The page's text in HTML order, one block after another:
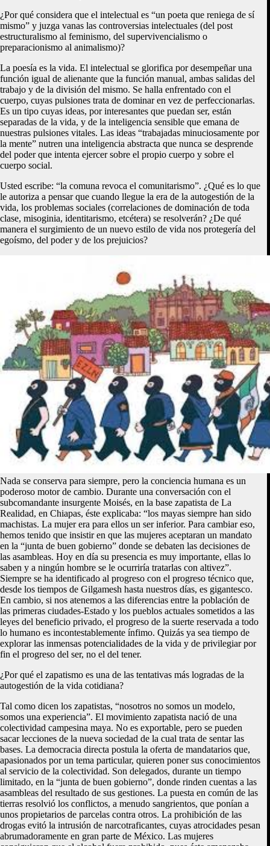
¿Por qué considera que el intelectual es “un poeta que reniega de sí
mismo” y juzga vanas las controversias intelectuales (del post
estructuralismo al feminismo, del supervivencialismo o
preparacionismo al animalismo)?
La poesía es la vida. El intelectual se glorifica por desempeñar una
función igual de alienante que la función manual, ambas salidas del
trabajo y de la división del mismo. Se halla enfrentado con el
cuerpo, cuyas pulsiones trata de dominar en vez de perfeccionarlas.
Es un tipo cuyas ideas, por interesantes que puedan ser, están
separadas de la vida, y de la inteligencia sensible que emana de
nuestras pulsiones vitales. Las ideas “trabajadas minuciosamente por
la mente” nutren una inteligencia abstracta que nunca se desprende
del poder que intenta ejercer sobre el propio cuerpo y sobre el
cuerpo social.
Usted escribe: “la comuna revoca el comunitarismo”. ¿Qué es lo que
le autoriza a pensar que cuando llegue la era de la autogestión de la
vida, los problemas sociales (correlaciones de dominación de toda
clase, misoginia, identitarismo, etcétera) se resolverán? ¿De qué
manera el surgimiento de un nuevo estilo de vida nos protegería del
egoísmo, del poder y de los prejuicios?
Nada se conserva para siempre, pero la conciencia humana es un
poderoso motor de cambio. Durante una conversación con el
subcomandante insurgente Moisés, en la base zapatista de La
Realidad, en Chiapas, éste explicaba: “los mayas siempre han sido
machistas. La mujer era para ellos un ser inferior. Para cambiar eso,
hemos tenido que insistir en que las mujeres aceptaran un mandato
en la “junta de buen gobierno” donde se debaten las decisiones de
las asambleas. Hoy en día su presencia es muy importante, ellas lo
saben y a ningún hombre se le ocurriría tratarlas con altivez”.
Siempre se ha identificado al progreso con el progreso técnico que,
desde los tiempos de Gilgamesh hasta nuestros días, es gigantesco.
En cambio, si nos atenemos a las diferencias entre la población de
las primeras ciudades-Estado y los pueblos actuales sometidos a las
leyes del beneficio privado, el progreso de la suerte reservada a todo
lo humano es incontestablemente ínfimo. Quizás ya sea tiempo de
explorar las inmensas potencialidades de la vida y de privilegiar por
fin el progreso del ser, no el del tener.
¿Por qué el zapatismo es una de las tentativas más logradas de la
autogestión de la vida cotidiana?
Tal como dicen los zapatistas, “nosotros no somos un modelo,
somos una experiencia”. El movimiento zapatista nació de una
colectividad campesina maya. No es exportable, pero se pueden
sacar lecciones de la nueva sociedad de la cual trata de sentar las
bases. La democracia directa postula la oferta de mandatarios que,
apasionados por un tema particular, quieren poner sus conocimientos
al servicio de la colectividad. Son delegados, durante un tiempo
limitado, en la “junta de buen gobierno”, donde rinden cuentas a las
asambleas del resultado de sus gestiones. La puesta en común de las
tierras resolvió los conflictos, a menudo sangrientos, que ponían a
unos propietarios de parcelas contra otros. La prohibición de las
drogas evitó la intrusión de narcotraficantes, cuyas atrocidades pesan
abrumadoramente en gran parte de México. Las mujeres